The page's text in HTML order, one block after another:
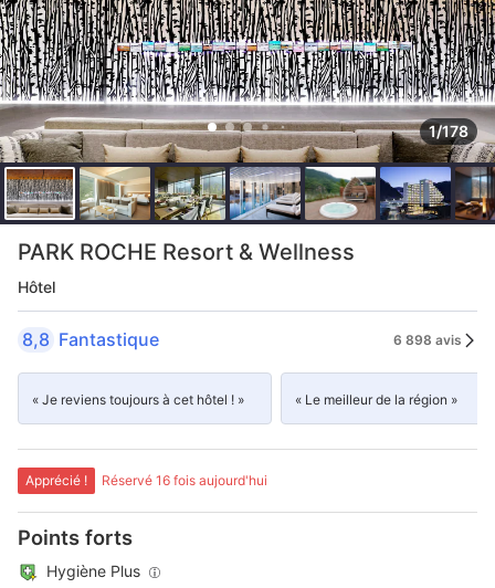
1/178
PARK ROCHE Resort & Wellness
Hôtel
8,8 Fantastique 6 898 avis
« Je reviens toujours à cet hôtel ! » « Le meilleur de la région »
Apprécié ! Réservé 16 fois aujourd'hui
Points forts
Hygiène Plus